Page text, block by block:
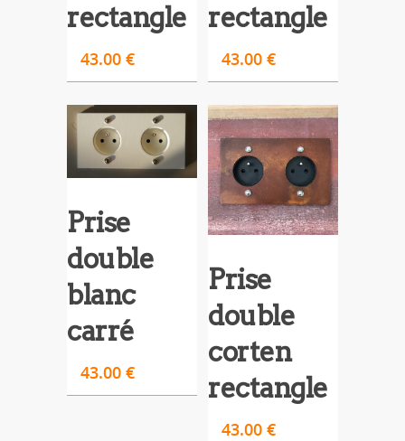
rectangle
43.00 €
rectangle
43.00 €
Prise
double
blanc
carré
43.00 €
Prise
double
corten
rectangle
43.00 €